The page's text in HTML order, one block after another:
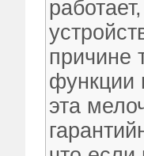
причине
функции
эта